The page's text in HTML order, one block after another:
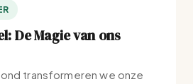
De Magie van ons
transformeren we onze